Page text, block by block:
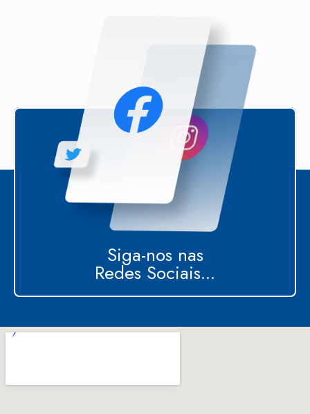
Siga-nos nas
Redes Sociais...